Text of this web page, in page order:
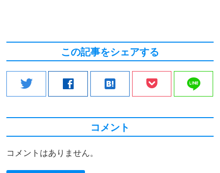
この記事をシェアする
twitter facebook hatenabookmark line
コメント
コメントはありません。